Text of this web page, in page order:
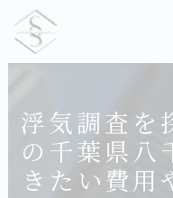
浮気調査を
の千葉県八
きたい費用